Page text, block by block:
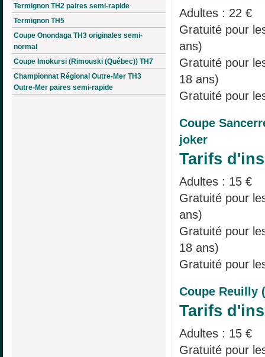
Termignon TH2 paires semi-rapide
Termignon TH5
Coupe Onondaga TH3 originales semi-
normal
Coupe Imokursi (Rimouski (Québec)) TH7
Championnat Régional Outre-Mer TH3
Outre-Mer paires semi-rapide
Adultes : 22 €
Gratuité pour
ans)
Gratuité pour
18 ans)
Gratuité pour
Coupe
joker
Tarifs
Adultes : 15 €
Gratuité pour
ans)
Gratuité pour
18 ans)
Gratuité pour
Coupe Reuilly
Tarifs
Adultes : 15 €
Gratuité pour